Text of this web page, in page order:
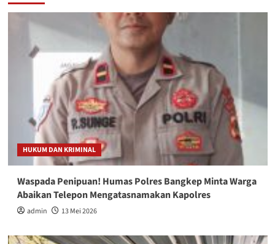
HUKUM DAN KRIMINAL
Waspada Penipuan! Humas Polres Bangkep Minta Warga
Abaikan Telepon Mengatasnamakan Kapolres
admin 13 Mei 2026